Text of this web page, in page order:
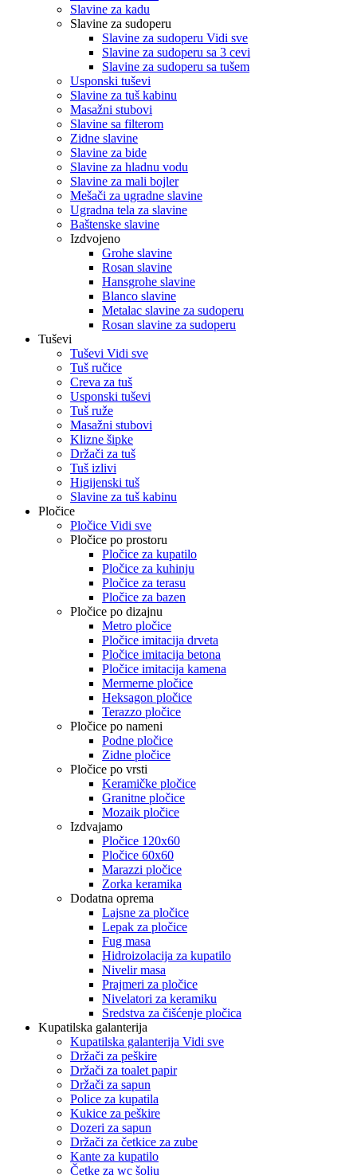
Slavine za kadu
Slavine za sudoperu
Slavine za sudoperu Vidi sve
Slavine za sudoperu sa 3 cevi
Slavine za sudoperu sa tušem
Usponski tuševi
Slavine za tuš kabinu
Masažni stubovi
Slavine sa filterom
Zidne slavine
Slavine za bide
Slavine za hladnu vodu
Slavine za mali bojler
Mešači za ugradne slavine
Ugradna tela za slavine
Baštenske slavine
Izdvojeno
Grohe slavine
Rosan slavine
Hansgrohe slavine
Blanco slavine
Metalac slavine za sudoperu
Rosan slavine za sudoperu
Tuševi
Tuševi Vidi sve
Tuš ručice
Creva za tuš
Usponski tuševi
Tuš ruže
Masažni stubovi
Klizne šipke
Držači za tuš
Tuš izlivi
Higijenski tuš
Slavine za tuš kabinu
Pločice
Pločice Vidi sve
Pločice po prostoru
Pločice za kupatilo
Pločice za kuhinju
Pločice za terasu
Pločice za bazen
Pločice po dizajnu
Metro pločice
Pločice imitacija drveta
Pločice imitacija betona
Pločice imitacija kamena
Mermerne pločice
Heksagon pločice
Terazzo pločice
Pločice po nameni
Podne pločice
Zidne pločice
Pločice po vrsti
Keramičke pločice
Granitne pločice
Mozaik pločice
Izdvajamo
Pločice 120x60
Pločice 60x60
Marazzi pločice
Zorka keramika
Dodatna oprema
Lajsne za pločice
Lepak za pločice
Fug masa
Hidroizolacija za kupatilo
Nivelir masa
Prajmeri za pločice
Nivelatori za keramiku
Sredstva za čišćenje pločica
Kupatilska galanterija
Kupatilska galanterija Vidi sve
Držači za peškire
Držači za toalet papir
Držači za sapun
Police za kupatila
Kukice za peškire
Dozeri za sapun
Držači za četkice za zube
Kante za kupatilo
Četke za wc šolju